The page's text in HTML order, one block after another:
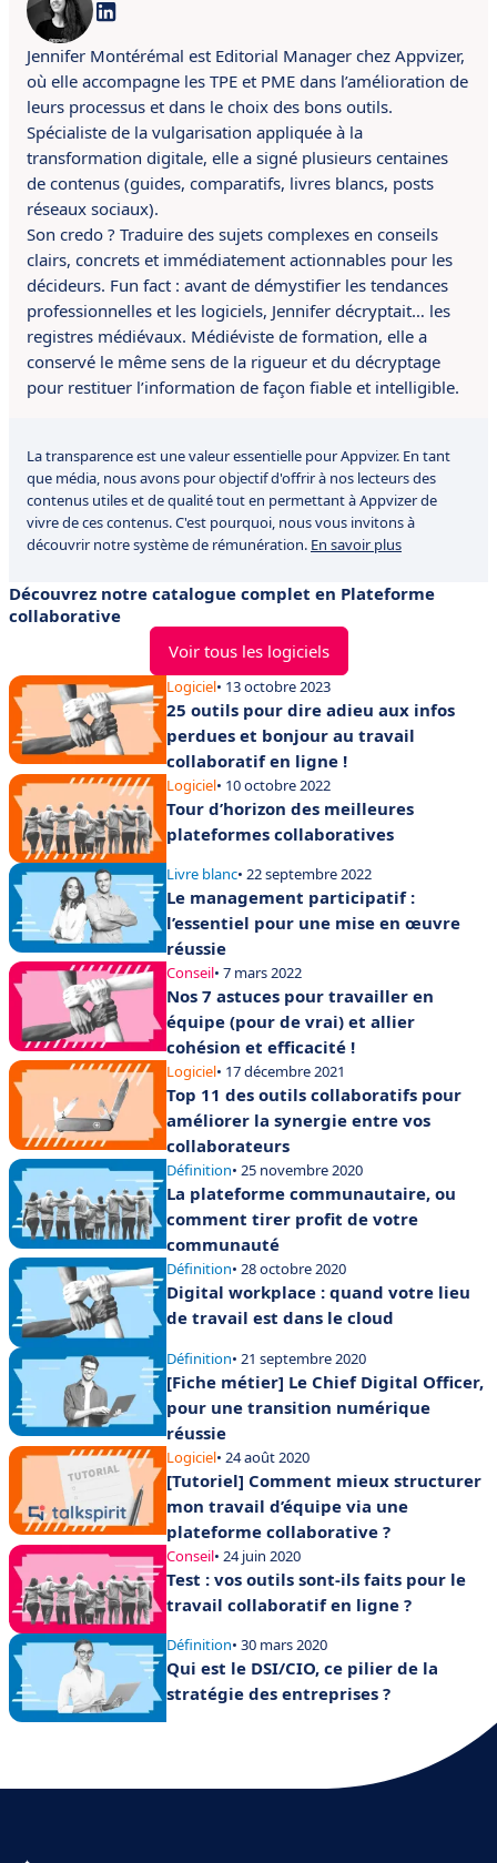
Jennifer Montérémal est Editorial Manager chez Appvizer,
où elle accompagne les TPE et PME dans l’amélioration de
leurs processus et dans le choix des bons outils.
Spécialiste de la vulgarisation appliquée à la
transformation digitale, elle a signé plusieurs centaines
de contenus (guides, comparatifs, livres blancs, posts
réseaux sociaux).
Son credo ? Traduire des sujets complexes en conseils
clairs, concrets et immédiatement actionnables pour les
décideurs. Fun fact : avant de démystifier les tendances
professionnelles et les logiciels, Jennifer décryptait… les
registres médiévaux. Médiéviste de formation, elle a
conservé le même sens de la rigueur et du décryptage
pour restituer l’information de façon fiable et intelligible.
La transparence est une valeur essentielle pour Appvizer. En tant
que média, nous avons pour objectif d'offrir à nos lecteurs des
contenus utiles et de qualité tout en permettant à Appvizer de
vivre de ces contenus. C'est pourquoi, nous vous invitons à
découvrir notre système de rémunération. En savoir plus
Découvrez notre catalogue complet en Plateforme
collaborative
Voir tous les logiciels
Logiciel• 13 octobre 2023
25 outils pour dire adieu aux infos
perdues et bonjour au travail
collaboratif en ligne !
Logiciel• 10 octobre 2022
Tour d’horizon des meilleures
plateformes collaboratives
Livre blanc• 22 septembre 2022
Le management participatif :
l’essentiel pour une mise en œuvre
réussie
Conseil• 7 mars 2022
Nos 7 astuces pour travailler en
équipe (pour de vrai) et allier
cohésion et efficacité !
Logiciel• 17 décembre 2021
Top 11 des outils collaboratifs pour
améliorer la synergie entre vos
collaborateurs
Définition• 25 novembre 2020
La plateforme communautaire, ou
comment tirer profit de votre
communauté
Définition• 28 octobre 2020
Digital workplace : quand votre lieu
de travail est dans le cloud
Définition• 21 septembre 2020
[Fiche métier] Le Chief Digital Officer,
pour une transition numérique
réussie
Logiciel• 24 août 2020
[Tutoriel] Comment mieux structurer
mon travail d’équipe via une
plateforme collaborative ?
Conseil• 24 juin 2020
Test : vos outils sont-ils faits pour le
travail collaboratif en ligne ?
Définition• 30 mars 2020
Qui est le DSI/CIO, ce pilier de la
stratégie des entreprises ?